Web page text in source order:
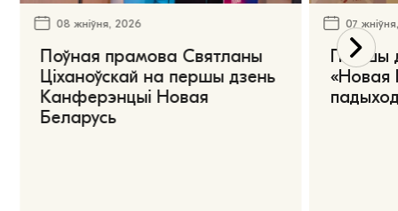
08 жніўня, 2026
Поўная прамова Святланы
Ціханоўскай на першы дзень
Канферэнцыі Новая
Беларусь
07
Першы
«Новая